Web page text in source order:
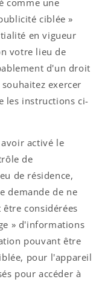
ciblée »
en vigueur
votre lieu de
d'un droit
exercer
les instructions ci-
activé le
de
de résidence,
demande de ne
considérées
» d'informations
pouvant être
pour l'appareil
pour accéder à